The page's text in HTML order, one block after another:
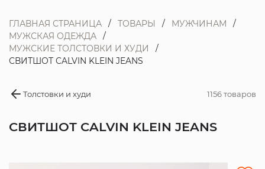
ГЛАВНАЯ СТРАНИЦА ТОВАРЫ
МУЖЧИНАМ
МУЖСКАЯ ОДЕЖДА
МУЖСКИЕ ТОЛСТОВКИ И ХУДИ
СВИТШОТ CALVIN KLEIN JEANS
Толстовки и худи 1156 товаров
СВИТШОТ CALVIN KLEIN JEANS